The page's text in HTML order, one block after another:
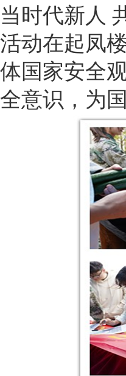
当时代新人
活动在起凤
体国家安全
全意识，为